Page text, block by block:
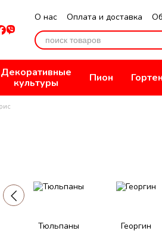
О нас Оплата и доставка
Отзывы о магазине
Декоративные
культуры
Пион
Тюльпаны Георгин